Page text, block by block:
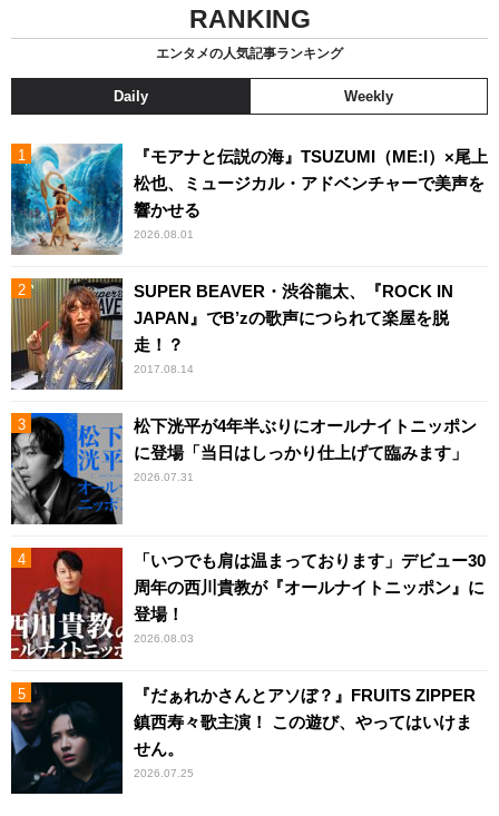
RANKING
エンタメの人気記事ランキング
Daily Weekly
『モアナと伝説の海』TSUZUMI（ME:I）×尾上
松也、ミュージカル・アドベンチャーで美声を
響かせる
2026.08.01
SUPER BEAVER・渋谷龍太、『ROCK IN
JAPAN』でB’zの歌声につられて楽屋を脱
走！？
2017.08.14
松下洸平が4年半ぶりにオールナイトニッポン
に登場「当日はしっかり仕上げて臨みます」
2026.07.31
「いつでも肩は温まっております」デビュー30
周年の西川貴教が『オールナイトニッポン』に
登場！
2026.08.03
『だぁれかさんとアソぼ？』FRUITS ZIPPER
鎮西寿々歌主演！ この遊び、やってはいけま
せん。
2026.07.25